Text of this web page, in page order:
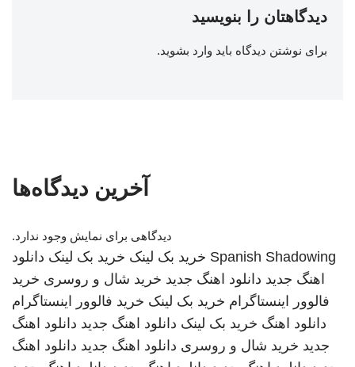
دیدگاهتان را بنویسید
برای نوشتن دیدگاه باید وارد بشوید.
آخرین دیدگاه‌ها
دیدگاهی برای نمایش وجود ندارد.
Spanish Shadowing خرید بک لینک خرید بک لینک دانلود
اهنگ جدید دانلود اهنگ جدید خرید شال و روسری خرید
فالوور اینستاگرام خرید بک لینک خرید فالوور اینستاگرام
دانلود اهنگ خرید بک لینک دانلود اهنگ جدید دانلود اهنگ
جدید خرید شال و روسری دانلود اهنگ جدید دانلود اهنگ